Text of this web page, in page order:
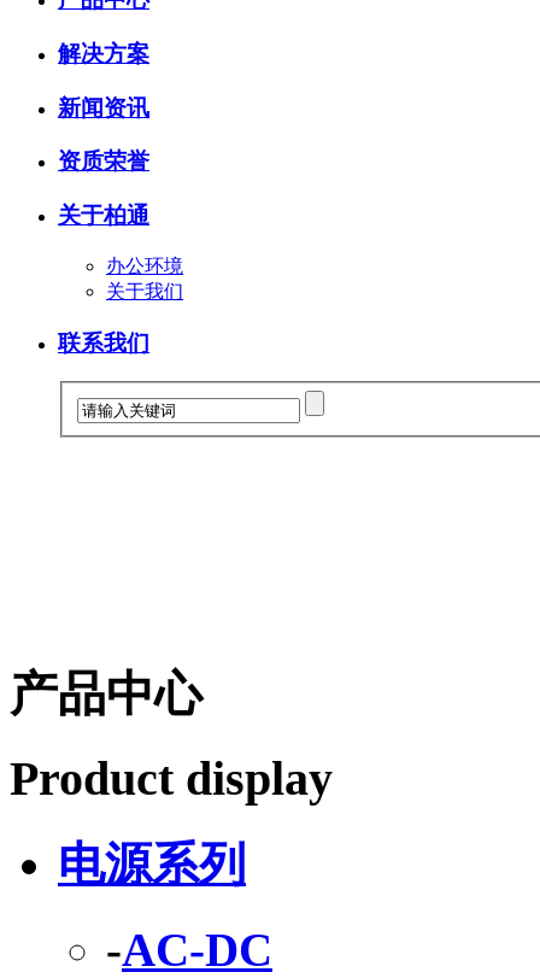
解决方案
新闻资讯
资质荣誉
关于柏通
办公环境
关于我们
联系我们
产品中心
Product display
电源系列
-AC-DC